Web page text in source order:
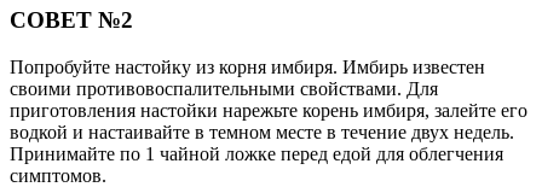
СОВЕТ №2
Попробуйте настойку из корня имбиря. Имбирь известен
своими противовоспалительными свойствами. Для
приготовления настойки нарежьте корень имбиря, залейте его
водкой и настаивайте в темном месте в течение двух недель.
Принимайте по 1 чайной ложке перед едой для облегчения
симптомов.